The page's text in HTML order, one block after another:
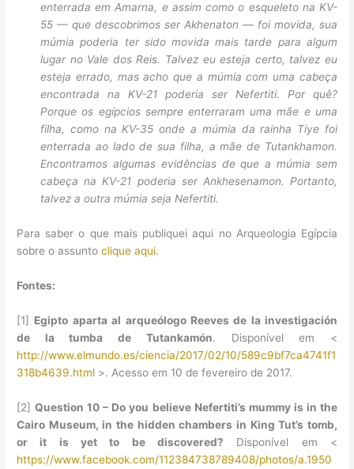
enterrada em Amarna, e assim como o esqueleto na KV-
55 — que descobrimos ser Akhenaton — foi movida, sua
múmia poderia ter sido movida mais tarde para algum
lugar no Vale dos Reis. Talvez eu esteja certo, talvez eu
esteja errado, mas acho que a múmia com uma cabeça
encontrada na KV-21 poderia ser Nefertiti. Por quê?
Porque os egípcios sempre enterraram uma mãe e uma
filha, como na KV-35 onde a múmia da rainha Tiye foi
enterrada ao lado de sua filha, a mãe de Tutankhamon.
Encontramos algumas evidências de que a múmia sem
cabeça na KV-21 poderia ser Ankhesenamon. Portanto,
talvez a outra múmia seja Nefertiti.
Para saber o que mais publiquei aqui no Arqueologia Egípcia
sobre o assunto clique aqui.
Fontes:
[1] Egipto aparta al arqueólogo Reeves de la investigación
de la tumba de Tutankamón. Disponível em <
http://www.elmundo.es/ciencia/2017/02/10/589c9bf7ca4741f1
318b4639.html >. Acesso em 10 de fevereiro de 2017.
[2]Question 10 – Do you believe Nefertiti’s mummy is in the
Cairo Museum, in the hidden chambers in King Tut’s tomb,
or it is yet to be discovered? Disponível em <
https://www.facebook.com/112384738789408/photos/a.1950